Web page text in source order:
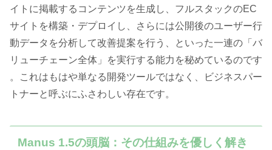
イトに掲載するコンテンツを生成し、フルスタックのEC
サイトを構築・デプロイし、さらには公開後のユーザー行
動データを分析して改善提案を行う、といった一連の「バ
リューチェーン全体」を実行する能力を秘めているのです
。これはもはや単なる開発ツールではなく、ビジネスパー
トナーと呼ぶにふさわしい存在です。
Manus 1.5の頭脳：その仕組みを優しく解き